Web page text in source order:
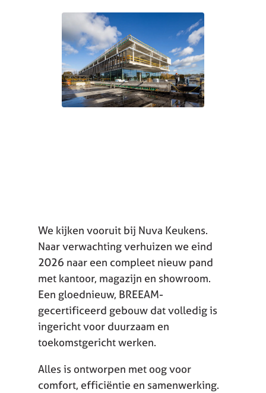
We kijken vooruit bij Nuva Keukens.
Naar verwachting verhuizen we eind
2026 naar een compleet nieuw pand
met kantoor, magazijn en showroom.
Een gloednieuw, BREEAM-
gecertificeerd gebouw dat volledig is
ingericht voor duurzaam en
toekomstgericht werken.
Alles is ontworpen met oog voor
comfort, efficiëntie en samenwerking.